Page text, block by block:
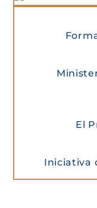
El
Iniciativa